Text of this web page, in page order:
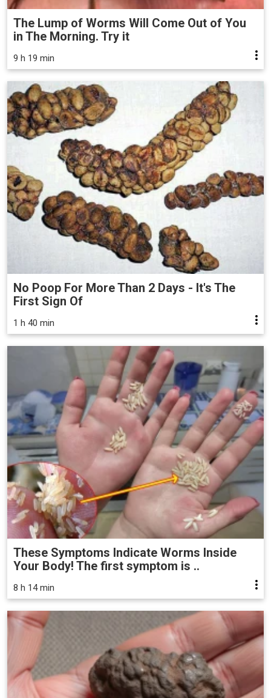
The Lump of Worms Will Come Out of You
in The Morning. Try it
9 h 19 min
No Poop For More Than 2 Days - It's The
First Sign Of
1 h 40 min
These Symptoms Indicate Worms Inside
Your Body! The first symptom is ..
8 h 14 min